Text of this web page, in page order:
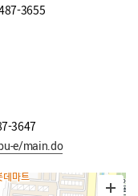
3655
3647
e/main.do